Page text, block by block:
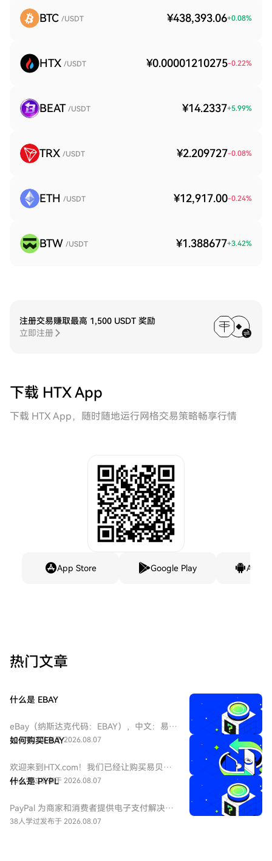
BTC /USDT ¥438,393.06+0.08%
HTX /USDT ¥0.00001210275-0.22%
BEAT /USDT ¥14.2337+5.99%
TRX /USDT ¥2.209727-0.08%
ETH /USDT ¥12,917.00-0.24%
BTW /USDT ¥1.388677+3.42%
注册交易赚取最高 1,500 USDT 奖励
立即注册
下载 HTX App
下载 HTX App，随时随地运行网格交易策略畅享行情
App Store Google Play
热门文章
什么是 EBAY
eBay（纳斯达克代码：EBAY），中文：易
贝，eBay是全球领先的电子商务巨头，成立
拍卖和零售购物的先驱，它连接全球数亿买
家和卖家。公司业务涵盖C2C和B2C领域，是
美国股票市场中极具代表性的互联网平台
42人学过发布于 2026.08.07
如何购买EBAY
欢迎来到HTX.com！我们已经让购买易贝
（EBAY）变得简单而便捷。跟随我们的逐步
步：创建您的HTX账户使用您的电子邮件、
手机号码注册一个免费账户在HTX上。体验
40人学过发布于 2026.08.07
什么是 PYPL
PayPal 为商家和消费者提供电子支付解决方
案，重点关注在线交易。到2025年底，该公
38人学过发布于 2026.08.07